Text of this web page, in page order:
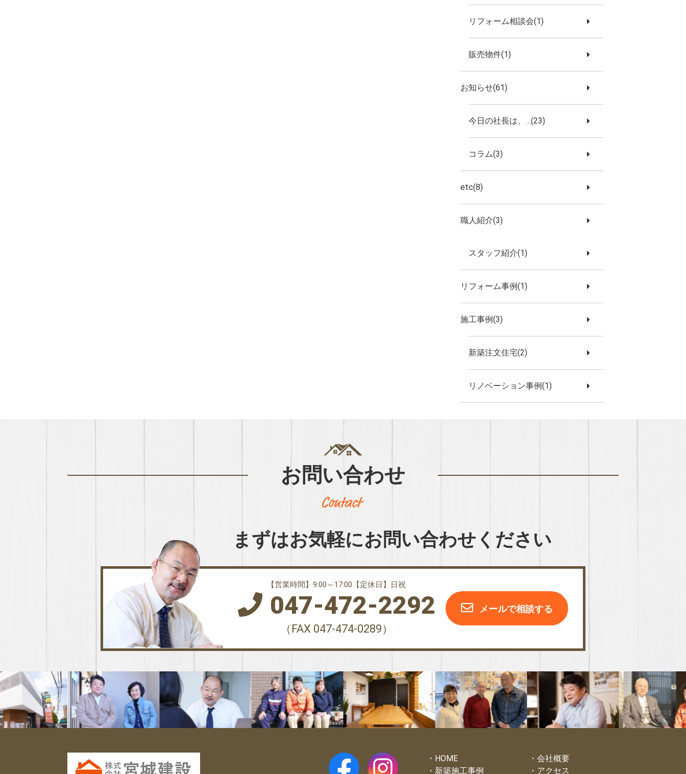
リフォーム相談会(1)
販売物件(1)
お知らせ(61)
今日の社長は、…(23)
コラム(3)
etc(8)
職人紹介(3)
スタッフ紹介(1)
リフォーム事例(1)
施工事例(3)
新築注文住宅(2)
リノベーション事例(1)
お問い合わせ
まずはお気軽にお問い合わせください
【営業時間】9:00～17:00【定休日】日祝
047-472-2292
（FAX 047-474-0289）
メールで相談する
HOME
新築施工事例
会社概要
アクセス